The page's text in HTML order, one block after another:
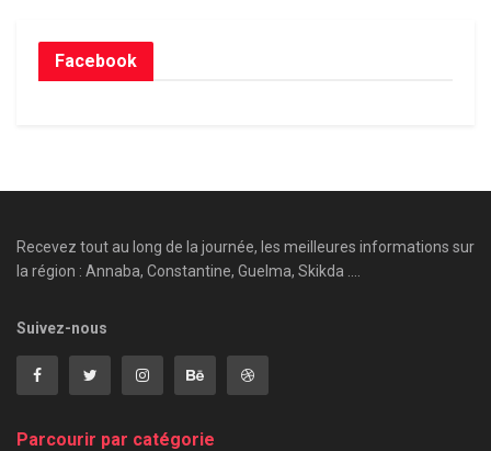
Facebook
Recevez tout au long de la journée, les meilleures informations sur
la région : Annaba, Constantine, Guelma, Skikda ....
Suivez-nous
Parcourir par catégorie